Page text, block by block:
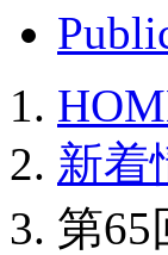
新着
第